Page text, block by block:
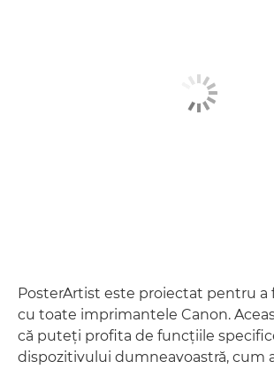
PosterArtist este proiectat pentru a
cu toate imprimantele Canon.
că puteţi profita de funcţiile
dispozitivului dumneavoastră, cum